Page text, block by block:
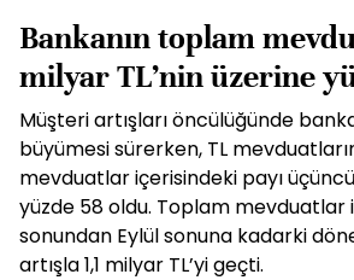
Bankanın toplam
milyar TL’nin üzerine
Müşteri artışları öncülüğünde
büyümesi sürerken, TL
mevduatlar içerisindeki payı
yüzde 58 oldu. Toplam mevduatlar
sonundan Eylül sonuna kadarki
artışla 1,1 milyar TL’yi geçti.